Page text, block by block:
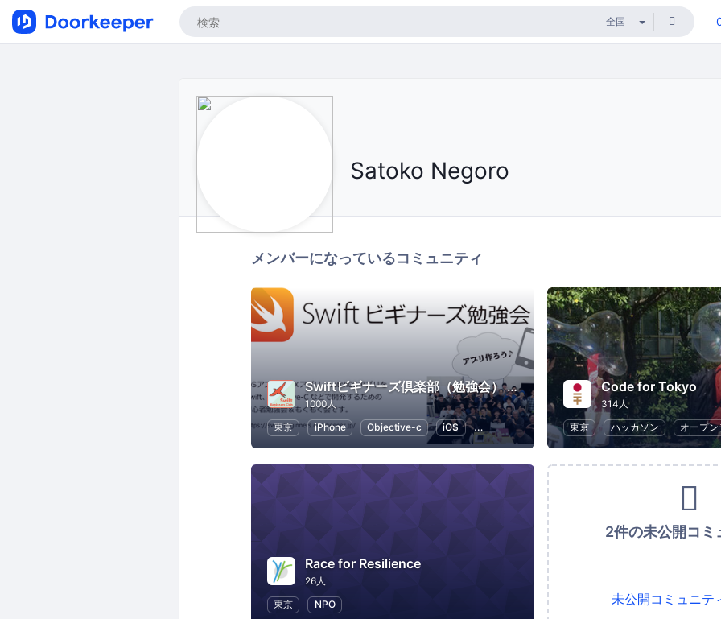
Satoko Negoro
メンバーになっているコミュニティ
Swiftビギナーズ倶楽部（勉強会） #swiftbg
1000人
東京
iPhone Objective-c iOS Swift プログラミング
Code for Tokyo
314人
東京
ハッカソン オープ
Race for Resilience
26人
東京
NPO
2件の未公開コミ
未公開コミュニテ